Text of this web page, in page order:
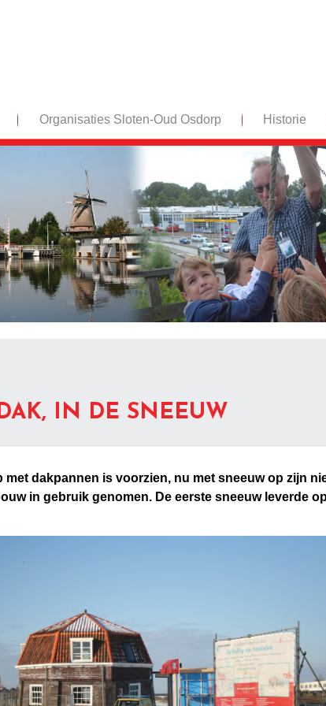
Organisaties Sloten-Oud Osdorp Historie
IN DE SNEEUW
dakpannen is voorzien, nu met sneeuw op zijn
in gebruik genomen. De eerste sneeuw leverde